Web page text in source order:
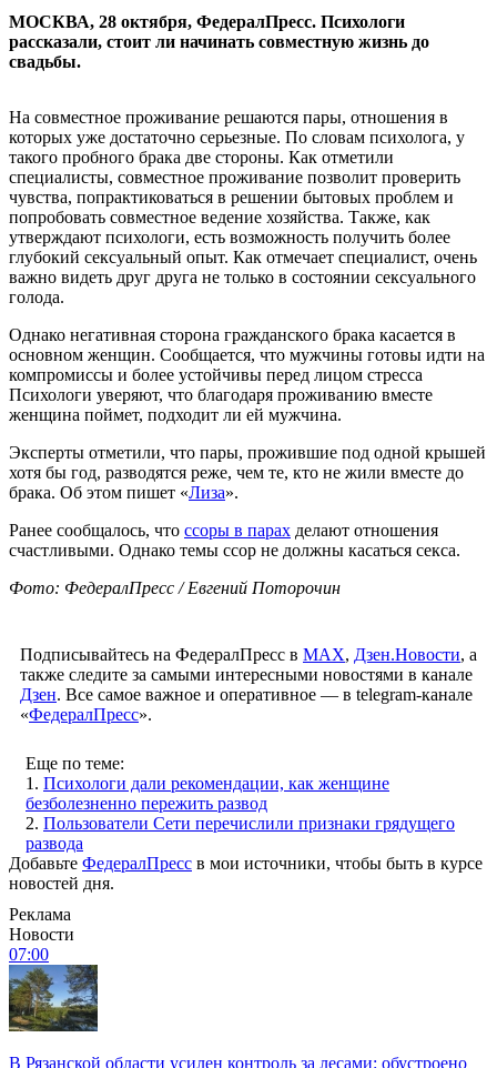
МОСКВА, 28 октября, ФедералПресс. Психологи
рассказали, стоит ли начинать совместную жизнь до
свадьбы.
На совместное проживание решаются пары, отношения в
которых уже достаточно серьезные. По словам психолога, у
такого пробного брака две стороны. Как отметили
специалисты, совместное проживание позволит проверить
чувства, попрактиковаться в решении бытовых проблем и
попробовать совместное ведение хозяйства. Также, как
утверждают психологи, есть возможность получить более
глубокий сексуальный опыт. Как отмечает специалист, очень
важно видеть друг друга не только в состоянии сексуального
голода.
Однако негативная сторона гражданского брака касается в
основном женщин. Сообщается, что мужчины готовы идти на
компромиссы и более устойчивы перед лицом стресса
Психологи уверяют, что благодаря проживанию вместе
женщина поймет, подходит ли ей мужчина.
Эксперты отметили, что пары, прожившие под одной крышей
хотя бы год, разводятся реже, чем те, кто не жили вместе до
брака. Об этом пишет «Лиза».
Ранее сообщалось, что ссоры в парах делают отношения
счастливыми. Однако темы ссор не должны касаться секса.
Фото: ФедералПресс / Евгений Поторочин
Подписывайтесь на ФедералПресс в МАХ, Дзен.Новости, а
также следите за самыми интересными новостями в канале
Дзен. Все самое важное и оперативное — в telegram-канале
«ФедералПресс».
Еще по теме:
1. Психологи дали рекомендации, как женщине
безболезненно пережить развод
2. Пользователи Сети перечислили признаки грядущего
развода
Добавьте ФедералПресс в мои источники, чтобы быть в курсе
новостей дня.
Реклама
Новости
07:00
В Рязанской области усилен контроль за лесами: обустроено